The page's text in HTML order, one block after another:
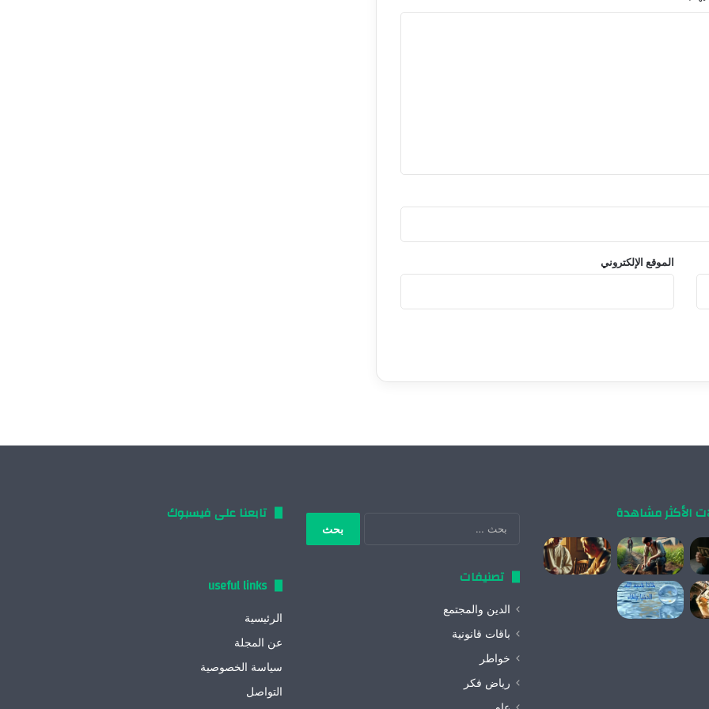
الموقع الإلكتروني
الأكثر مشاهدة
تصنيفات
الدين والمجتمع
باقات قانونية
خواطر
رياض فكر
تابعنا على فيسبوك
useful links
الرئيسية
عن المجلة
سياسة الخصوصية
التواصل